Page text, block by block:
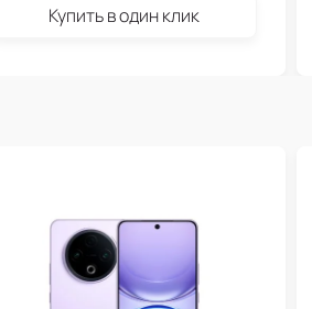
Купить в один клик